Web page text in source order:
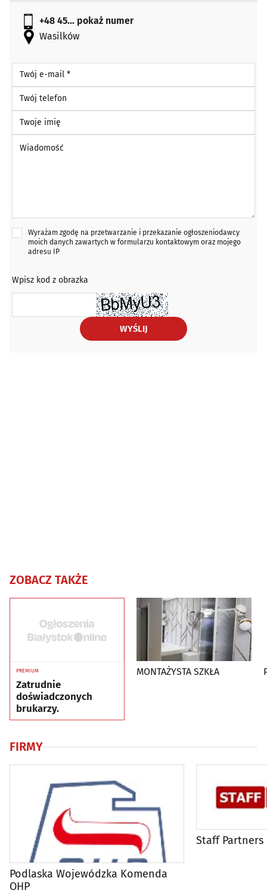
+48 45... pokaż numer
Wasilków
Twój e-mail *
Twój telefon
Twoje imię
Wyrażam zgodę na przetwarzanie i przekazanie ogłoszeniodawcy
moich danych zawartych w formularzu kontaktowym oraz mojego
adresu IP
Wpisz kod z obrazka
WYŚLIJ
ZOBACZ TAKŻE
PREMIUM
Zatrudnie
doświadczonych
brukarzy.
MONTAŻYSTA SZKŁA
FIRMY
Podlaska Wojewódzka Komenda
OHP
Staff Partners